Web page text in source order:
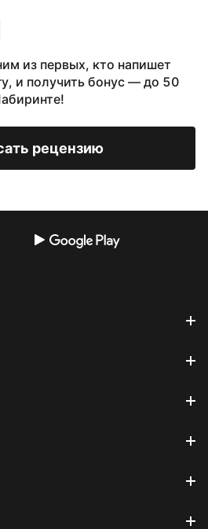
из первых, кто напишет
и получить бонус — до 50
рецензию